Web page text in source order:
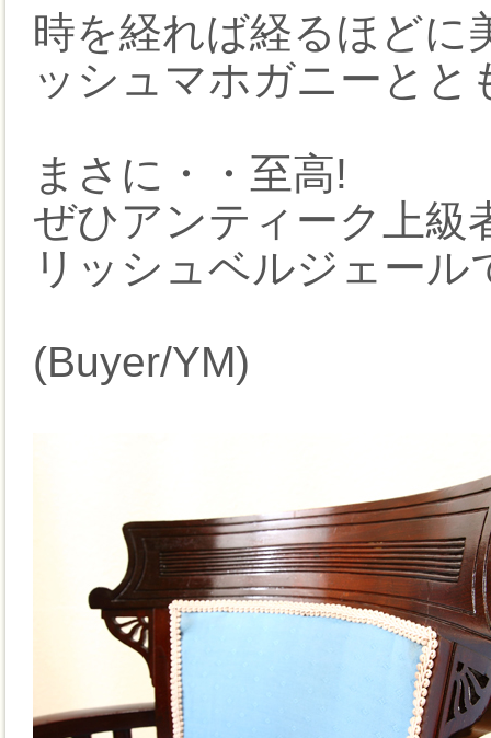
時を経れば経るほどに
ッシュマホガニーとと
まさに・・至高!
ぜひアンティーク上級
リッシュベルジェール
(Buyer/YM)